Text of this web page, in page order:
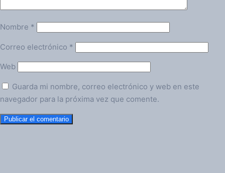
Nombre *
Correo electrónico *
Web
Guarda mi nombre, correo electrónico y web en este
navegador para la próxima vez que comente.